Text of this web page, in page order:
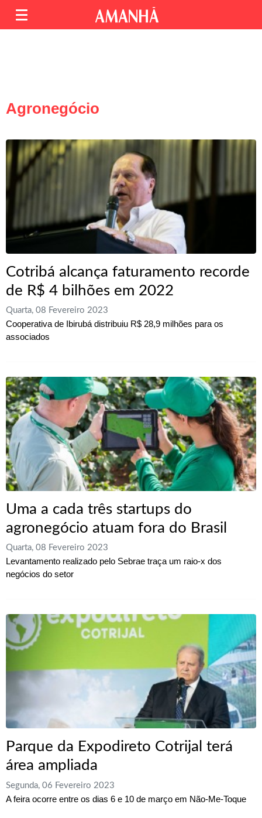
Agronegócio
Cotribá alcança faturamento recorde
de R$ 4 bilhões em 2022
Quarta, 08 Fevereiro 2023
Cooperativa de Ibirubá distribuiu R$ 28,9 milhões para os
associados
Uma a cada três startups do
agronegócio atuam fora do Brasil
Quarta, 08 Fevereiro 2023
Levantamento realizado pelo Sebrae traça um raio-x dos
negócios do setor
Parque da Expodireto Cotrijal terá
área ampliada
Segunda, 06 Fevereiro 2023
A feira ocorre entre os dias 6 e 10 de março em Não-Me-Toque